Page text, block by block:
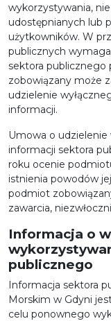
wykorzystywania,
udostępnianych lub
użytkowników. W
publicznych
sektora
zobowiązany może
udzielenie
informacji.
Umowa o udzielenie
informacji sektora
roku ocenie
istnienia powodów
podmiot
zawarcia,
Informacja o
publicznego
Informacja sektora
Morskim w Gdyni
celu ponownego